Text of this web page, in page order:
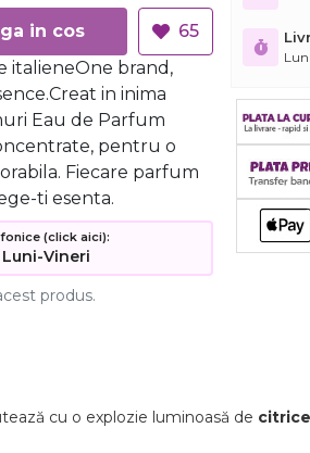
Adauga in cos
65
italieneOne brand,
in inima
Eau de Parfum
pentru o
Fiecare parfum
ti esenta.
(click aici):
Vineri
produs.
cu o explozie luminoasă de